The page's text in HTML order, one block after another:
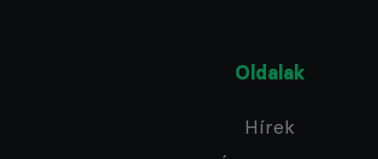
Oldalak
Hírek